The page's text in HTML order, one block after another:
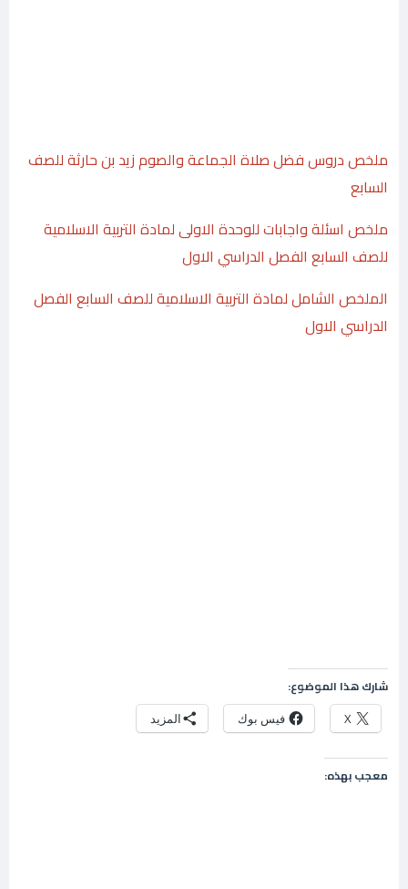
ملخص دروس فضل صلاة الجماعة والصوم زيد بن حارثة للصف
السابع
ملخص اسئلة واجابات للوحدة الاولى لمادة التربية الاسلامية
للصف السابع الفصل الدراسي الاول
الملخص الشامل لمادة التربية الاسلامية للصف السابع الفصل
الدراسي الاول
شارك هذا الموضوع:
X فيس بوك المزيد
معجب بهذه: